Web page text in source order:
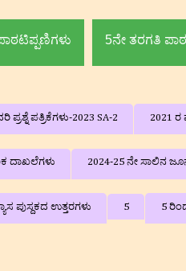
5ನೇ ತರಗತಿ
ಪತ್ರಿಕೆಗಳು-2023 SA-2 2021 ರ
ದಾಖಲೆಗಳು 2024-25 ನೇ ಸಾಲಿನ
ಪುಸ್ದಕದ ಉತ್ತರಗಳು 5 5